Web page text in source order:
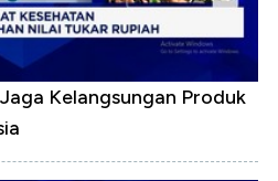
Kelangsungan Produk